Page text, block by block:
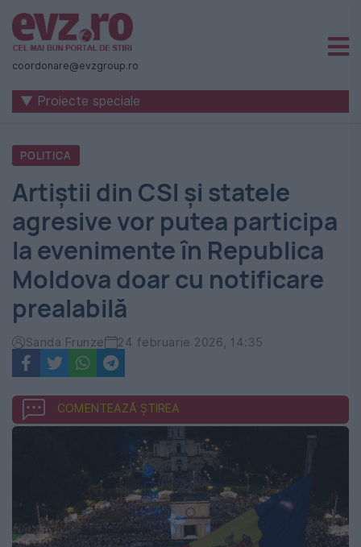
Știri
naționale
internaționale
România
-
Evenimentul
Zilei
coordonare@evzgroup.ro
▼ Proiecte speciale
POLITICA
Artiștii din CSI și statele
agresive vor putea participa
la evenimente în Republica
Moldova doar cu notificare
prealabilă
Sanda Frunze 24 februarie 2026, 14:35
COMENTEAZĂ ȘTIREA